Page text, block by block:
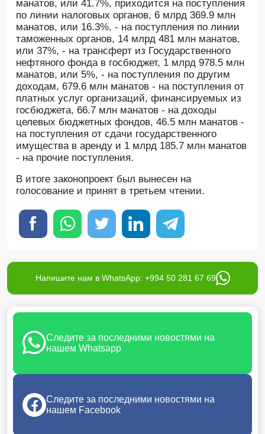
манатов, или 41.7%, приходится на поступления
по линии налоговых органов, 6 млрд 369.9 млн
манатов, или 16.3%, - на поступления по линии
таможенных органов, 14 млрд 481 млн манатов,
или 37%, - на трансферт из Государственного
нефтяного фонда в госбюджет, 1 млрд 978.5 млн
манатов, или 5%, - на поступления по другим
доходам, 679.6 млн манатов - на поступления от
платных услуг организаций, финансируемых из
госбюджета, 66.7 млн манатов - на доходы
целевых бюджетных фондов, 46.5 млн манатов -
на поступления от сдачи государственного
имущества в аренду и 1 млрд 185.7 млн манатов
- на прочие поступления.
В итоге законопроект был вынесен на
голосование и принят в третьем чтении.
Напишите нам в WhatsApp: +994 50 281 67 69
Следите за последними новостями на
нашем Whatsapp
Следите за последними новостями на
нашем Facebook